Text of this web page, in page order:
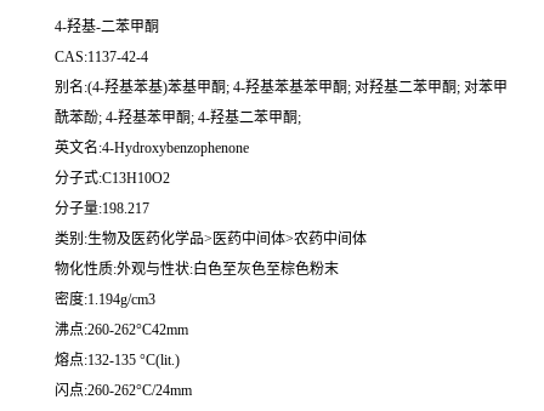
4-羟基-二苯甲酮
CAS:1137-42-4
别名:(4-羟基苯基)苯基甲酮; 4-羟基苯基苯甲酮; 对羟基二苯甲酮; 对苯甲
酰苯酚; 4-羟基苯甲酮; 4-羟基二苯甲酮;
英文名:4-Hydroxybenzophenone
分子式:C13H10O2
分子量:198.217
类别:生物及医药化学品>医药中间体>农药中间体
物化性质:外观与性状:白色至灰色至棕色粉末
密度:1.194g/cm3
沸点:260-262°C42mm
熔点:132-135 °C(lit.)
闪点:260-262°C/24mm